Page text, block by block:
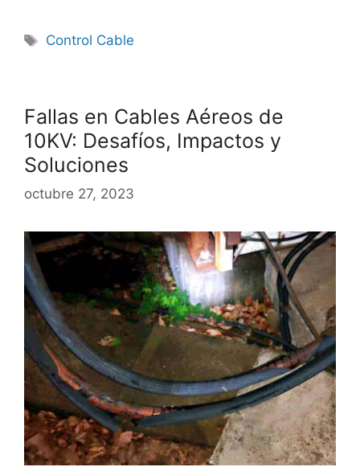
Control Cable
Fallas en Cables Aéreos de
10KV: Desafíos, Impactos y
Soluciones
octubre 27, 2023